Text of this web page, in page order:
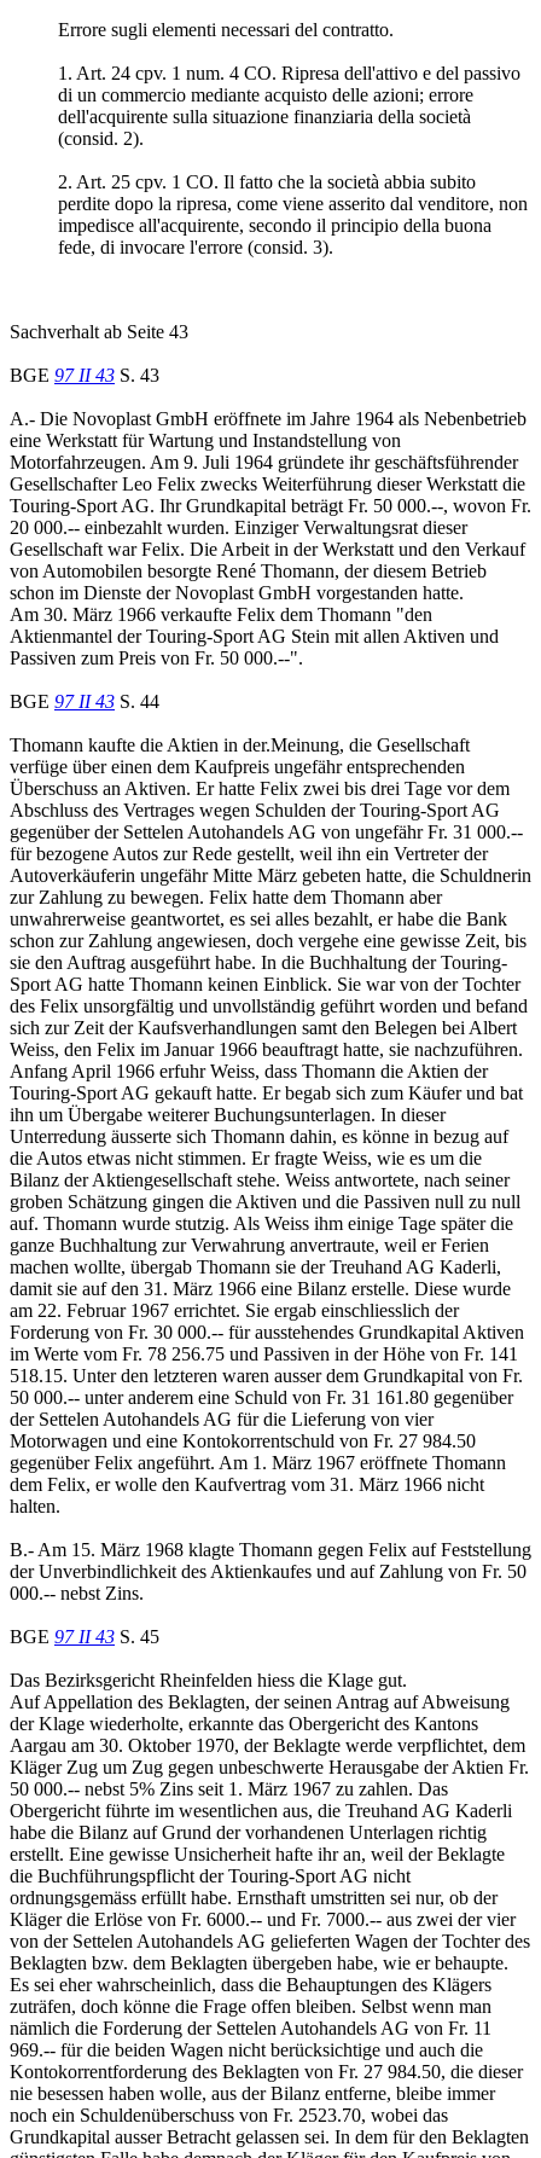
Errore sugli elementi necessari del contratto.
1. Art. 24 cpv. 1 num. 4 CO. Ripresa dell'attivo e del passivo
di un commercio mediante acquisto delle azioni; errore
dell'acquirente sulla situazione finanziaria della società
(consid. 2).
2. Art. 25 cpv. 1 CO. Il fatto che la società abbia subito
perdite dopo la ripresa, come viene asserito dal venditore, non
impedisce all'acquirente, secondo il principio della buona
fede, di invocare l'errore (consid. 3).
Sachverhalt ab Seite 43
BGE 97 II 43 S. 43
A.- Die Novoplast GmbH eröffnete im Jahre 1964 als Nebenbetrieb
eine Werkstatt für Wartung und Instandstellung von
Motorfahrzeugen. Am 9. Juli 1964 gründete ihr geschäftsführender
Gesellschafter Leo Felix zwecks Weiterführung dieser Werkstatt die
Touring-Sport AG. Ihr Grundkapital beträgt Fr. 50 000.--, wovon Fr.
20 000.-- einbezahlt wurden. Einziger Verwaltungsrat dieser
Gesellschaft war Felix. Die Arbeit in der Werkstatt und den Verkauf
von Automobilen besorgte René Thomann, der diesem Betrieb
schon im Dienste der Novoplast GmbH vorgestanden hatte.
Am 30. März 1966 verkaufte Felix dem Thomann "den
Aktienmantel der Touring-Sport AG Stein mit allen Aktiven und
Passiven zum Preis von Fr. 50 000.--".
BGE 97 II 43 S. 44
Thomann kaufte die Aktien in der.Meinung, die Gesellschaft
verfüge über einen dem Kaufpreis ungefähr entsprechenden
Überschuss an Aktiven. Er hatte Felix zwei bis drei Tage vor dem
Abschluss des Vertrages wegen Schulden der Touring-Sport AG
gegenüber der Settelen Autohandels AG von ungefähr Fr. 31 000.--
für bezogene Autos zur Rede gestellt, weil ihn ein Vertreter der
Autoverkäuferin ungefähr Mitte März gebeten hatte, die Schuldnerin
zur Zahlung zu bewegen. Felix hatte dem Thomann aber
unwahrerweise geantwortet, es sei alles bezahlt, er habe die Bank
schon zur Zahlung angewiesen, doch vergehe eine gewisse Zeit, bis
sie den Auftrag ausgeführt habe. In die Buchhaltung der Touring-
Sport AG hatte Thomann keinen Einblick. Sie war von der Tochter
des Felix unsorgfältig und unvollständig geführt worden und befand
sich zur Zeit der Kaufsverhandlungen samt den Belegen bei Albert
Weiss, den Felix im Januar 1966 beauftragt hatte, sie nachzuführen.
Anfang April 1966 erfuhr Weiss, dass Thomann die Aktien der
Touring-Sport AG gekauft hatte. Er begab sich zum Käufer und bat
ihn um Übergabe weiterer Buchungsunterlagen. In dieser
Unterredung äusserte sich Thomann dahin, es könne in bezug auf
die Autos etwas nicht stimmen. Er fragte Weiss, wie es um die
Bilanz der Aktiengesellschaft stehe. Weiss antwortete, nach seiner
groben Schätzung gingen die Aktiven und die Passiven null zu null
auf. Thomann wurde stutzig. Als Weiss ihm einige Tage später die
ganze Buchhaltung zur Verwahrung anvertraute, weil er Ferien
machen wollte, übergab Thomann sie der Treuhand AG Kaderli,
damit sie auf den 31. März 1966 eine Bilanz erstelle. Diese wurde
am 22. Februar 1967 errichtet. Sie ergab einschliesslich der
Forderung von Fr. 30 000.-- für ausstehendes Grundkapital Aktiven
im Werte vom Fr. 78 256.75 und Passiven in der Höhe von Fr. 141
518.15. Unter den letzteren waren ausser dem Grundkapital von Fr.
50 000.-- unter anderem eine Schuld von Fr. 31 161.80 gegenüber
der Settelen Autohandels AG für die Lieferung von vier
Motorwagen und eine Kontokorrentschuld von Fr. 27 984.50
gegenüber Felix angeführt. Am 1. März 1967 eröffnete Thomann
dem Felix, er wolle den Kaufvertrag vom 31. März 1966 nicht
halten.
B.- Am 15. März 1968 klagte Thomann gegen Felix auf Feststellung
der Unverbindlichkeit des Aktienkaufes und auf Zahlung von Fr. 50
000.-- nebst Zins.
BGE 97 II 43 S. 45
Das Bezirksgericht Rheinfelden hiess die Klage gut.
Auf Appellation des Beklagten, der seinen Antrag auf Abweisung
der Klage wiederholte, erkannte das Obergericht des Kantons
Aargau am 30. Oktober 1970, der Beklagte werde verpflichtet, dem
Kläger Zug um Zug gegen unbeschwerte Herausgabe der Aktien Fr.
50 000.-- nebst 5% Zins seit 1. März 1967 zu zahlen. Das
Obergericht führte im wesentlichen aus, die Treuhand AG Kaderli
habe die Bilanz auf Grund der vorhandenen Unterlagen richtig
erstellt. Eine gewisse Unsicherheit hafte ihr an, weil der Beklagte
die Buchführungspflicht der Touring-Sport AG nicht
ordnungsgemäss erfüllt habe. Ernsthaft umstritten sei nur, ob der
Kläger die Erlöse von Fr. 6000.-- und Fr. 7000.-- aus zwei der vier
von der Settelen Autohandels AG gelieferten Wagen der Tochter des
Beklagten bzw. dem Beklagten übergeben habe, wie er behaupte.
Es sei eher wahrscheinlich, dass die Behauptungen des Klägers
zuträfen, doch könne die Frage offen bleiben. Selbst wenn man
nämlich die Forderung der Settelen Autohandels AG von Fr. 11
969.-- für die beiden Wagen nicht berücksichtige und auch die
Kontokorrentforderung des Beklagten von Fr. 27 984.50, die dieser
nie besessen haben wolle, aus der Bilanz entferne, bleibe immer
noch ein Schuldenüberschuss von Fr. 2523.70, wobei das
Grundkapital ausser Betracht gelassen sei. In dem für den Beklagten